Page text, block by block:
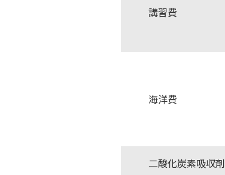
講習費
海洋費
二酸化炭素吸収剤